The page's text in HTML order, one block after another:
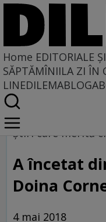
Home EDITORIALE
SĂPTĂMÎNIILA ZI ÎN
LINEDILEMABLOG
Home
Dilematix
Știrile RFI
Ştiri care merită
A încetat
Doina
4 mai 2018